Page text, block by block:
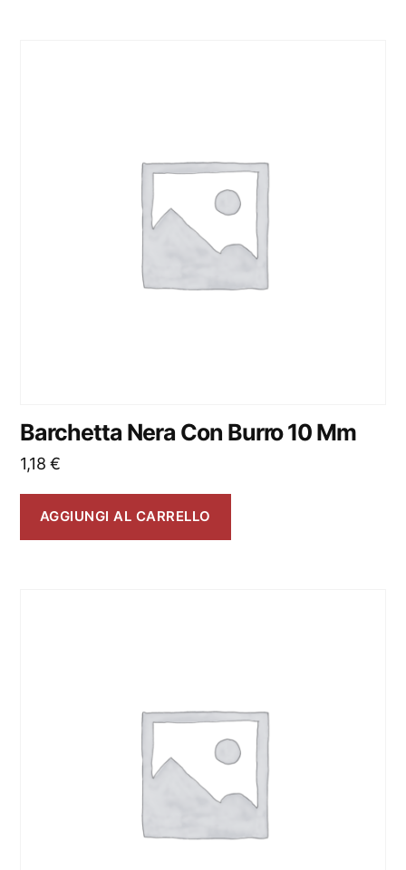
Barchetta Nera Con Burro 10 Mm
1,18€
AGGIUNGI AL CARRELLO